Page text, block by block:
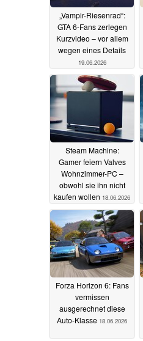
„Vampir-Riesenrad“:
GTA 6-Fans zerlegen
Kurzvideo – vor allem
wegen eines Details
19.06.2026
Steam Machine:
Gamer feiern Valves
Wohnzimmer-PC –
obwohl sie ihn nicht
kaufen wollen 18.06.2026
Forza Horizon 6: Fans
vermissen
ausgerechnet diese
Auto-Klasse 18.06.2026